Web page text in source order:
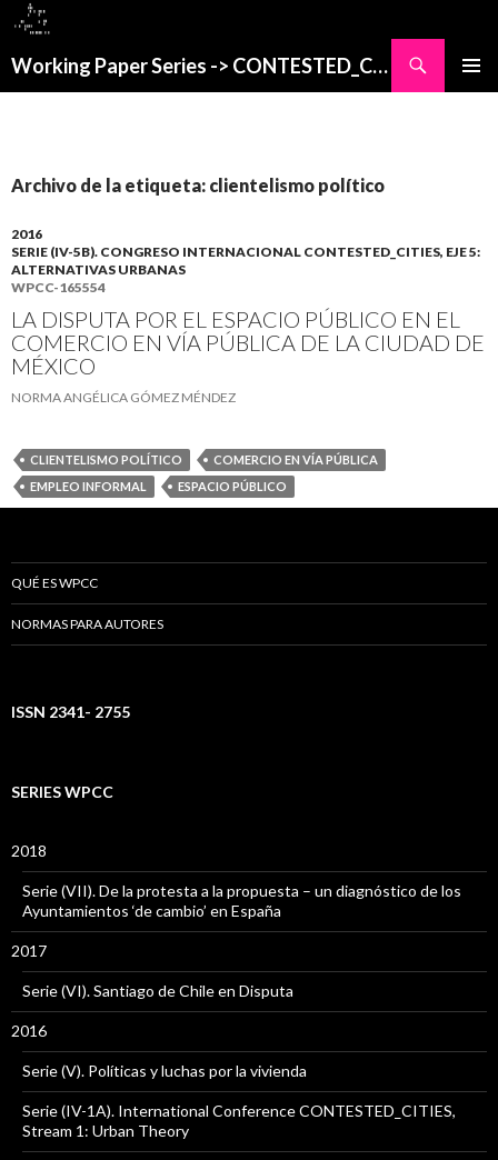
Working Paper Series -> CONTESTED_CITIES
Archivo de la etiqueta: clientelismo político
2016
SERIE (IV-5B). CONGRESO INTERNACIONAL CONTESTED_CITIES, EJE 5:
ALTERNATIVAS URBANAS
WPCC-165554
LA DISPUTA POR EL ESPACIO PÚBLICO EN EL
COMERCIO EN VÍA PÚBLICA DE LA CIUDAD DE
MÉXICO
NORMA ANGÉLICA GÓMEZ MÉNDEZ
CLIENTELISMO POLÍTICO
COMERCIO EN VÍA PÚBLICA
EMPLEO INFORMAL
ESPACIO PÚBLICO
QUÉ ES WPCC
NORMAS PARA AUTORES
ISSN 2341- 2755
SERIES WPCC
2018
Serie (VII). De la protesta a la propuesta – un diagnóstico de los
Ayuntamientos ‘de cambio’ en España
2017
Serie (VI). Santiago de Chile en Disputa
2016
Serie (V). Políticas y luchas por la vivienda
Serie (IV-1A). International Conference CONTESTED_CITIES,
Stream 1: Urban Theory